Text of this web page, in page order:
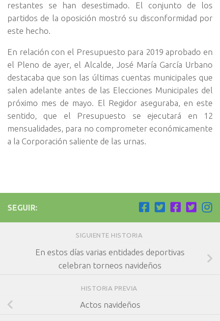
restantes se han desestimado. El conjunto de los
partidos de la oposición mostró su disconformidad por
este hecho.
En relación con el Presupuesto para 2019 aprobado en
el Pleno de ayer, el Alcalde, José María García Urbano
destacaba que son las últimas cuentas municipales que
salen adelante antes de las Elecciones Municipales del
próximo mes de mayo. El Regidor aseguraba, en este
sentido, que el Presupuesto se ejecutará en 12
mensualidades, para no comprometer económicamente
a la Corporación saliente de las urnas.
SEGUIR:
SIGUIENTE HISTORIA
En estos días varias entidades deportivas
celebran torneos navideños
HISTORIA PREVIA
Actos navideños